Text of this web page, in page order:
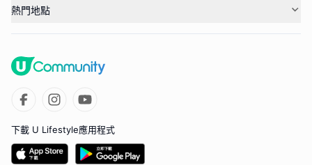
熱門地點
下載 U Lifestyle應用程式